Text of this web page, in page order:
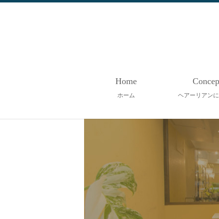
Home
ホーム ヘアーリアン